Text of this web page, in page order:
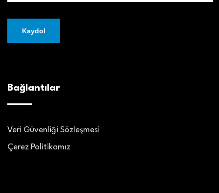
Bağlantılar
Veri Güvenliği Sözleşmesi
Çerez Politikamız